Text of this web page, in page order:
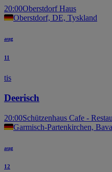
20:00Oberstdorf Haus
Oberstdorf, DE, Tyskland
aug
11
tis
Deerisch
20:00Schützenhaus Cafe -
Garmisch-Partenkirchen,
aug
12